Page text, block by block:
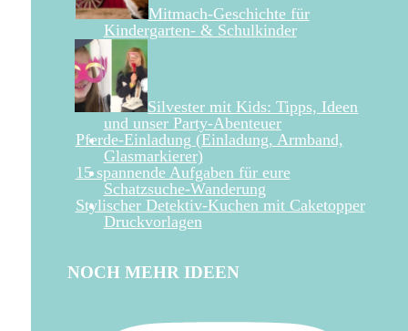
Mitmach-Geschichte für
Kindergarten- & Schulkinder
Silvester mit Kids: Tipps, Ideen
und unser Party-Abenteuer
Pferde-Einladung (Einladung, Armband,
Glasmarkierer)
15 spannende Aufgaben für eure
Schatzsuche-Wanderung
Stylischer Detektiv-Kuchen mit Caketopper
Druckvorlagen
NOCH MEHR IDEEN